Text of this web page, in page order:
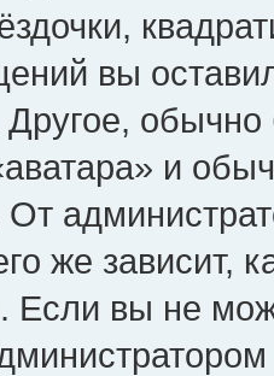
вы
и
От
же зависит,
Если вы не